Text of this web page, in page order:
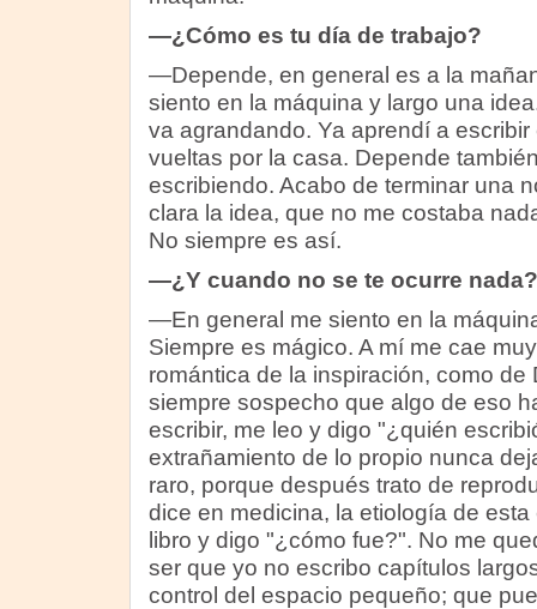
—¿Cómo es tu día de trabajo?
—Depende, en general es a la
siento en la máquina y largo una
va agrandando. Ya aprendí a
vueltas por la casa. Depende
escribiendo. Acabo de terminar una
clara la idea, que no me costaba
No siempre es así.
—¿Y cuando no se te ocurre nada?
—En general me siento en la
Siempre es mágico. A mí me cae
romántica de la inspiración, como de
siempre sospecho que algo de eso
escribir, me leo y digo "¿quién
extrañamiento de lo propio nunca
raro, porque después trato de
dice en medicina, la etiología de
libro y digo "¿cómo fue?". No me
ser que yo no escribo capítulos
control del espacio pequeño; que